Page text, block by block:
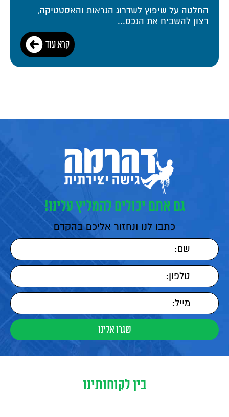
החלטה על שיפוץ לשדרוג הנראות והאסטטיקה,
רצון להשביח את הנכס...
קרא עוד
גם אתם יכולים להמליץ עלינו!
כתבו לנו ונחזור אליכם בהקדם
בין לקוחותינו